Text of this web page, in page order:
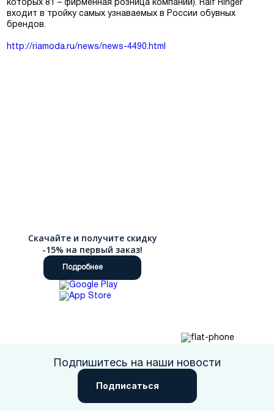
Покупателям
которых 81 – фирменная розница компании). Ralf Ringer
входит в тройку самых узнаваемых в России обувных
брендов.
http://riamoda.ru/news/news-4490.html
Скачайте и получите скидку
-15% на первый заказ!
Подробнее
Подпишитесь на наши новости
Подписаться